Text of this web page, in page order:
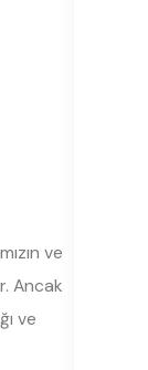
ve
Ancak
ve